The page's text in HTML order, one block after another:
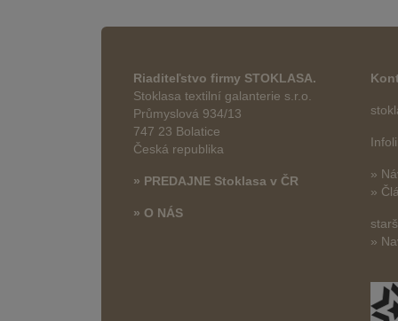
Riaditeľstvo firmy STOKLASA.
Stoklasa textilní galanterie s.r.o.
Průmyslová 934/13
747 23 Bolatice
Česká republika
» PREDAJNE Stoklasa v ČR
» O NÁS
»
»
»